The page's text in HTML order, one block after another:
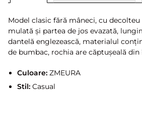
Model clasic fără mâneci, cu
mulată și partea de jos evazată,
dantelă englezească, materialul
de bumbac, rochia are căptușeală din
Culoare:ZMEURA
Stil:Casual